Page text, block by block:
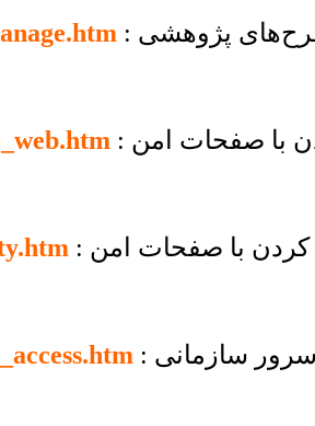
پژوهشی
سرور سازمانی